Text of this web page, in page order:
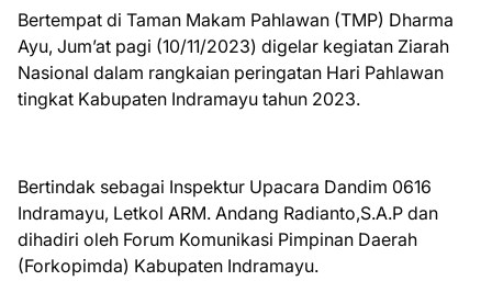
Bertempat di Taman Makam Pahlawan (TMP) Dharma
Ayu, Jum’at pagi (10/11/2023) digelar kegiatan Ziarah
Nasional dalam rangkaian peringatan Hari Pahlawan
tingkat Kabupaten Indramayu tahun 2023.
Bertindak sebagai Inspektur Upacara Dandim 0616
Indramayu, Letkol ARM. Andang Radianto,S.A.P dan
dihadiri oleh Forum Komunikasi Pimpinan Daerah
(Forkopimda) Kabupaten Indramayu.